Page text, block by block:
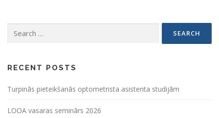
for:
RECENT POSTS
Turpinās pieteikšanās optometrista asistenta studijām
LOOA vasaras seminārs 2026